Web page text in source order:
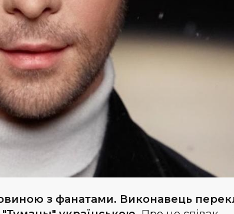
з фанатами. Виконавець